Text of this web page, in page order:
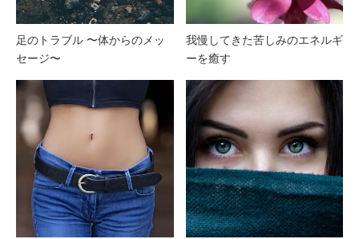
足のトラブル 〜体からのメッ
セージ〜
我慢してきた苦しみのエネルギ
ーを癒す